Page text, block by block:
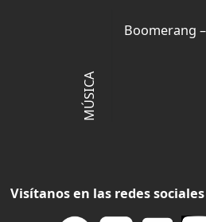
MÚSICA
Boomerang –
Visítanos en las redes